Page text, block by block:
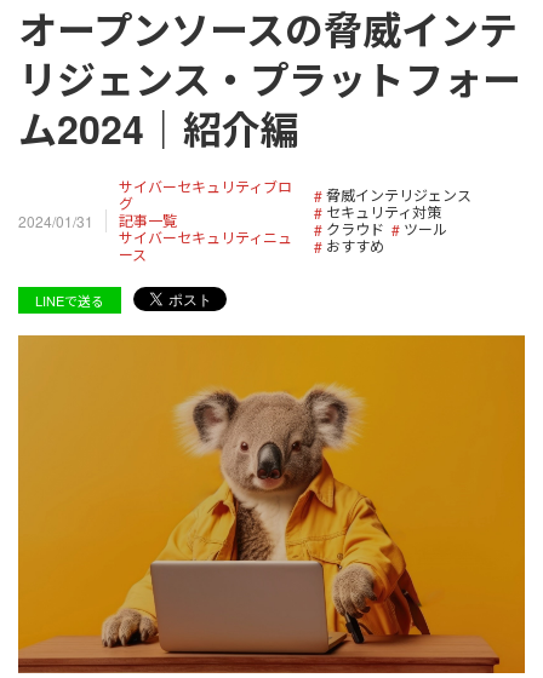
オープンソースの脅威インテ
リジェンス・プラットフォー
ム2024｜紹介編
2024/01/31
サイバーセキュリティブロ
グ
記事一覧
サイバーセキュリティニュ
ース
脅威インテリジェンス
セキュリティ対策
クラウド
ツール
おすすめ
LINEで送る